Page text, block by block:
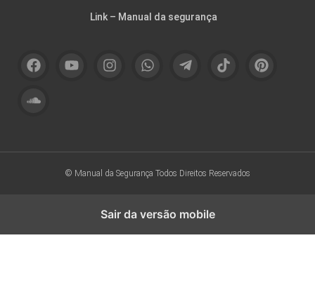
Link – Manual da segurança
© Manual da Segurança Todos Direitos Reservados
Sair da versão mobile